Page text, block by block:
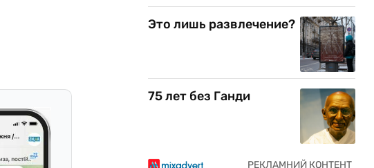
Это лишь развлечение?
75 лет без Ганди